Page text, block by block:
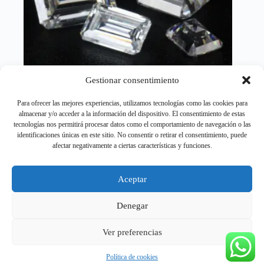
Gestionar consentimiento
Para ofrecer las mejores experiencias, utilizamos tecnologías como las cookies para
almacenar y/o acceder a la información del dispositivo. El consentimiento de estas
tecnologías nos permitirá procesar datos como el comportamiento de navegación o las
identificaciones únicas en este sitio. No consentir o retirar el consentimiento, puede
afectar negativamente a ciertas características y funciones.
Aceptar
Denegar
Ver preferencias
Política de cookies
producto
Diamantes de moissanita de corte esmeralda 0,2 CT a
10CT Color D VVS1 gemas sueltas de laboratorio
de
desde
Gemas ,
Este
producto
tiene
variantes.
opciones
Copyright © 2026 - RELOJESDOMICILIO.COM - 📦
Envíos GRATIS en 24 h a toda España | Contra reembolso